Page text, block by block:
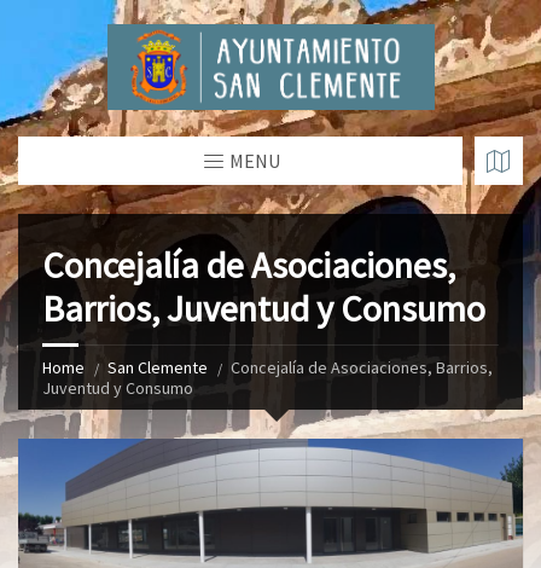
MENU
Concejalía de Asociaciones,
Barrios, Juventud y Consumo
Home San Clemente
Concejalía de Asociaciones, Barrios,
Juventud y Consumo